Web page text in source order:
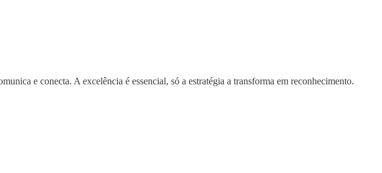
e conecta. A excelência é essencial, só a estratégia a transforma em reconhecimento.